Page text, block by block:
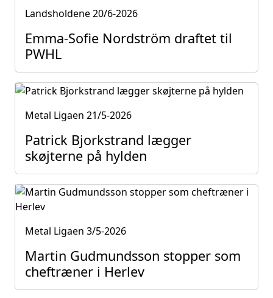
Landsholdene20/6-2026
Emma-Sofie Nordström draftet til
PWHL
Metal Ligaen 21/5-2026
Patrick Bjorkstrand lægger
skøjterne på hylden
Metal Ligaen 3/5-2026
Martin Gudmundsson stopper som
cheftræner i Herlev